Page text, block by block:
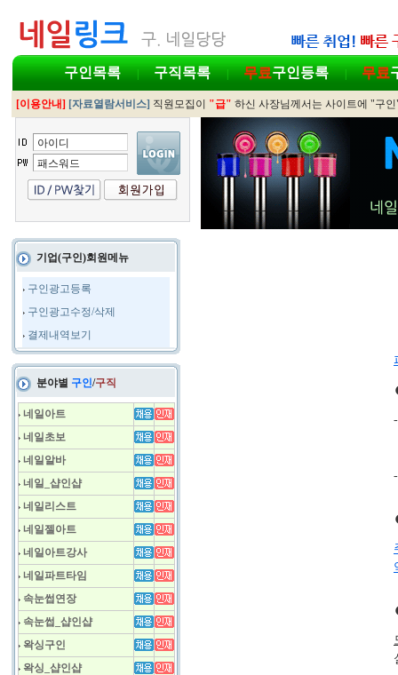
구인목록 | 구직목록 | 무료구인등록 | 무료
[이용안내] [자료열람서비스] 직원모집이 "급" 하신 사장님께서는 사이트에 "구
기업(구인)회원메뉴
구인광고등록
구인광고수정/삭제
결제내역보기
분야별 구인/구직
네일아트
네일초보
네일알바
네일_샵인샵
네일리스트
네일젤아트
네일아트강사
네일파트타임
속눈썹연장
속눈썹_샵인샵
왁싱구인
왁싱_샵인샵